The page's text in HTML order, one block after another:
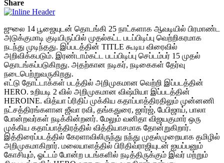
Share
ஜுலை 14 பூஜையுடன் தொடங்கி 25 நாட்களாக ஆவடியில் பிரமாண்ட
அடுக்குமாடி குடியிருப்பில் முதல்கட்ட படப்பிடிப்பு வெற்றிகரமாக
நடந்து முடிந்தது. இப்படத்தின் TITLE கூடிய விரைவில்
அறிவிக்கபடும். இரண்டாம்கட்ட படப்பிடிப்பு செப்டம்பர் 15 முதல்
தொடங்கப்படுகிறது. அதற்கான நடிகர், நடிகைகள் தேர்வு
நடைபெற்றுவருகிறது.
எட்டு தோட்டாக்கள் படத்தில் அறிமுகமான வெற்றி இப்படத்தின்
HERO. உறியடி 2 வில் அறிமுகமான விஷ்மியா இப்படத்தின்
HEROINE. வித்யா ப்ரிதிப் முக்கிய கதாப்பாத்திரதிலும் முன்னணி
நட்சத்திரங்களான ஜீவா ரவி, தங்கதுரை, ஜார்ஜ், பேபிஜாய், பாலா
போன்றவர்கள் நடிக்கின்றனர். மேலும் வனிதா விஜயகுமார் ஒரு
முக்கிய கதாப்பாத்திரத்தில் வித்தியாசமாக தோன்றுகிறார்.
இத்திரைப்படத்தில் கேரளாவிலிருந்து நந்து முதல்முறையாக தமிழில்
அறிமுகமாகிறார். மலையாளத்தில் பிரிதிவ்ராஜியுடன் ஐயப்பனும்
கோசியும், ஓட்டம் போன்ற படங்களில் நடித்திருக்கும் இவர் மற்றும்